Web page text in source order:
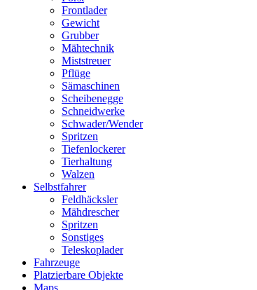
Frontlader
Gewicht
Grubber
Mähtechnik
Miststreuer
Pflüge
Sämaschinen
Scheibenegge
Schneidwerke
Schwader/Wender
Spritzen
Tiefenlockerer
Tierhaltung
Walzen
Selbstfahrer
Feldhäcksler
Mähdrescher
Spritzen
Sonstiges
Teleskoplader
Fahrzeuge
Platzierbare Objekte
Maps